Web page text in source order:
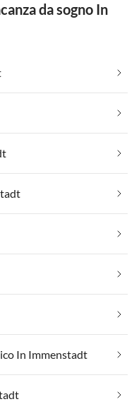
da sogno In
In Immenstadt